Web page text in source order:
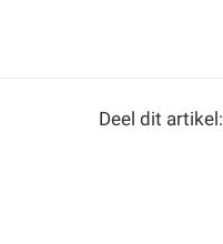
Deel dit artikel: